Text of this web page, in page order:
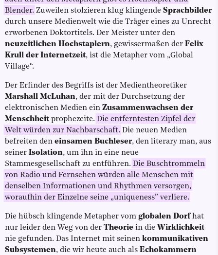
Blender. Zuweilen stolzieren klug klingende Sprachbilder
durch unsere Medienwelt wie die Träger eines zu Unrecht
erworbenen Doktortitels. Der Meister unter den
neuzeitlichen Hochstaplern, gewissermaßen der Felix
Krull der Internetzeit, ist die Metapher vom „Global
Village“.
Der Erfinder des Begriffs ist der Medientheoretiker
Marshall McLuhan, der mit der Durchsetzung der
elektronischen Medien ein Zusammenwachsen der
Menschheit prophezeite. Die entferntesten Zipfel der
Welt würden zur Nachbarschaft. Die neuen Medien
befreiten den einsamen Buchleser, den literary man, aus
seiner Isolation, um ihn in eine neue
Stammesgesellschaft zu entführen. Die Buschtrommeln
von Radio und Fernsehen würden alle Menschen mit
denselben Informationen und Rhythmen versorgen,
woraufhin der Einzelne seine „uniqueness” verliere.
Die hübsch klingende Metapher vom globalen Dorfhat
nur leider den Weg von der Theorie in die Wirklichkeit
nie gefunden. Das Internet mit seinen kommunikativen
Subsystemen, die wir heute auch als Echokammern